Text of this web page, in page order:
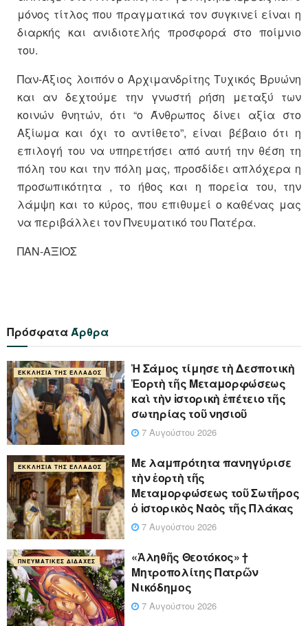
μόνος τίτλος που πραγματικά τον συγκινεί είναι η
διαρκής και ανιδιοτελής προσφορά στο ποίμνιο
του.
Παν-Άξιος λοιπόν ο Αρχιμανδρίτης Τυχικός Βρυώνη
και αν δεχτούμε την γνωστή ρήση μεταξύ των
κοινών θνητών, ότι “ο Άνθρωπος δίνει αξία στο
Αξίωμα και όχι το αντίθετο”, είναι βέβαιο ότι η
επιλογή του να υπηρετήσει από αυτή την θέση τη
πόλη του και την πόλη μας, προσδίδει απλόχερα η
προσωπικότητα , το ήθος και η πορεία του, την
λάμψη και το κύρος, που επιθυμεί ο καθένας μας
να περιβάλλει τον Πνευματικό του Πατέρα.
ΠΑΝ-ΑΞΙΟΣ
ΠρόσφαταΆρθρα
ΕΚΚΛΗΣΊΑ ΤΗΣ ΕΛΛΆΔΟΣ
Ἡ Σάμος τίμησε τὴ Δεσποτικὴ
Ἑορτὴ τῆς Μεταμορφώσεως
καὶ τὴν ἱστορικὴ ἐπέτειο τῆς
σωτηρίας τοῦ νησιοῦ
7 Αυγούστου 2026
ΕΚΚΛΗΣΊΑ ΤΗΣ ΕΛΛΆΔΟΣ
Με λαμπρότητα πανηγύρισε
τὴν ἑορτὴ τῆς
Μεταμορφώσεως τοῦ Σωτῆρος
ὁ ἱστορικὸς Ναὸς τῆς Πλάκας
7 Αυγούστου 2026
ΠΝΕΥΜΑΤΙΚΈΣ ΔΙΔΑΧΈΣ
«Ἀληθῆς Θεοτόκος» †
Μητροπολίτης Πατρῶν
Νικόδημος
7 Αυγούστου 2026